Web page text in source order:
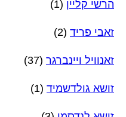
הרשי קליין (1)
זאבי פריד (2)
זאנוויל ויינברגר (37)
זושא גולדשמיד (1)